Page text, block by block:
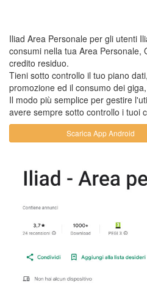
Iliad Area Personale per gli utenti
consumi nella tua Area Personale,
credito residuo.
Tieni sotto controllo il tuo piano
promozione ed il consumo dei
Il modo più semplice per gestire
avere sempre sotto controllo i tuoi
Scarica App Android